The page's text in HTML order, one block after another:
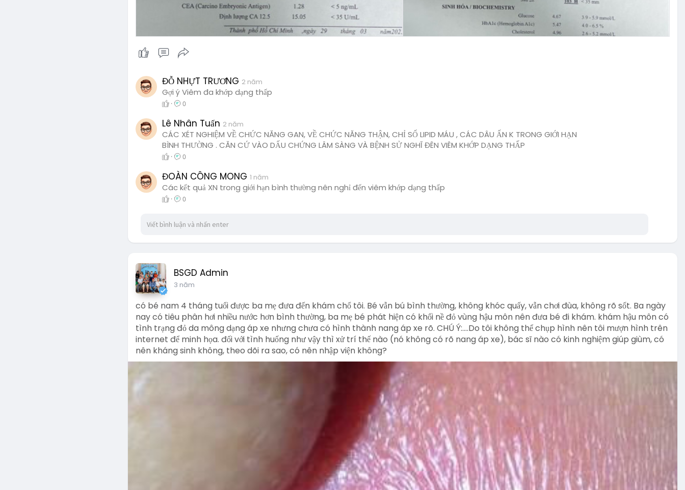
ĐỖ NHỰT TRƯƠNG 2 năm
Gợi ý Viêm đa khớp dạng thấp
· 0
Lê Nhân Tuấn 2 năm
CÁC XÉT NGHIỆM VỀ CHỨC NĂNG GAN, VỀ CHỨC NĂNG THẬN, CHỈ SỐ LIPID MÁU , CÁC DÂU ẤN K TRONG GIỚI HẠN
BÌNH THƯỜNG . CĂN CỨ VÀO DẤU CHỨNG LÂM SÀNG VÀ BỆNH SỬ NGHĨ ĐÊN VIÊM KHỚP DẠNG THẤP
· 0
ĐOÀN CÔNG MONG 1 năm
Các kết quả XN trong giới hạn bình thường nên nghỉ đến viêm khớp dạng thấp
· 0
BSGD Admin
3 năm
có bé nam 4 tháng tuổi được ba mẹ đưa đến khám chổ tôi. Bé vẫn bú bình thường, không khóc quấy, vẫn chơi đùa, không rõ sốt. Ba ngày
nay có tiêu phân hơi nhiều nước hơn bình thường, ba mẹ bé phát hiện có khối nề đỏ vùng hậu môn nên đưa bé đi khám. khám hậu môn có
tình trạng đỏ da mông dạng áp xe nhưng chưa có hình thành nang áp xe rõ. CHÚ Ý:....Do tôi không thể chụp hình nên tôi mượn hình trên
internet để minh họa. đối với tình huống như vậy thì xử trí thế nào (nó không có rõ nang áp xe), bác sĩ nào có kinh nghiệm giúp giùm, có
nên kháng sinh không, theo dõi ra sao, có nên nhập viện không?